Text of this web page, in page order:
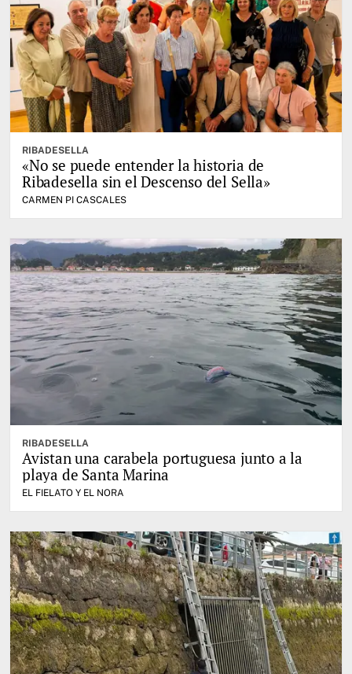
RIBADESELLA
«No se puede entender la historia de
Ribadesella sin el Descenso del Sella»
CARMEN PI CASCALES
RIBADESELLA
Avistan una carabela portuguesa junto a la
playa de Santa Marina
EL FIELATO Y EL NORA